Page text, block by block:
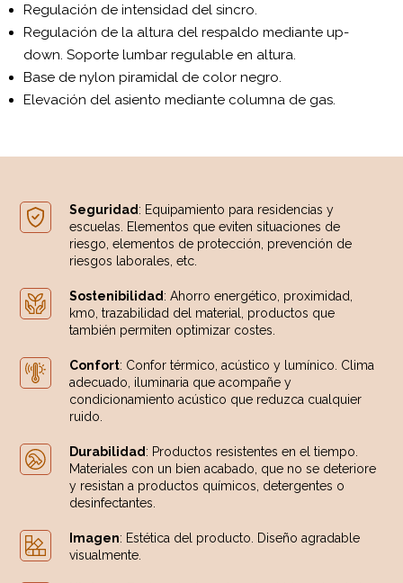
Regulación de intensidad del sincro.
Regulación de la altura del respaldo mediante up-
down. Soporte lumbar regulable en altura.
Base de nylon piramidal de color negro.
Elevación del asiento mediante columna de gas.
Seguridad : Equipamiento para residencias y
escuelas. Elementos que eviten situaciones de
riesgo, elementos de protección, prevención de
riesgos laborales, etc.
Sostenibilidad : Ahorro energético, proximidad,
km0, trazabilidad del material, productos que
también permiten optimizar costes.
Confort: Confor térmico, acústico y lumínico. Clima
adecuado, iluminaria que acompañe y
condicionamiento acústico que reduzca cualquier
ruido.
Durabilidad : Productos resistentes en el tiempo.
Materiales con un bien acabado, que no se deteriore
y resistan a productos químicos, detergentes o
desinfectantes.
Imagen: Estética del producto. Diseño agradable
visualmente.